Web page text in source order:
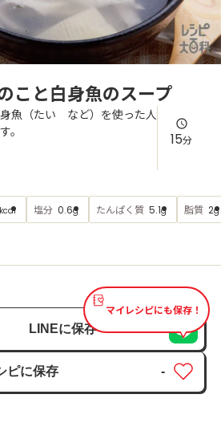
い合わせ
とは
こと白身魚のスープ
魚（たい など）を使った人
。
15分
kcal 塩分 0.6g たんぱく質 5.1g 脂質 2g
マイレシピにも保存！
LINEに保存
ピに保存
-